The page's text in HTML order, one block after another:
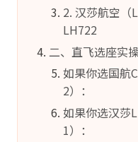
2. 汉莎航空
LH722
二、直飞选座实
如果你选国航
2）：
如果你选汉莎
1）：